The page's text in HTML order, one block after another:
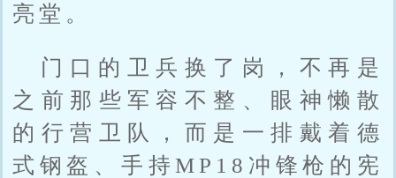
亮堂。
门口的卫兵换了岗，不再是
之前那些军容不整、眼神懒散
的行营卫队，而是一排戴着德
式钢盔、手持MP18冲锋枪的宪